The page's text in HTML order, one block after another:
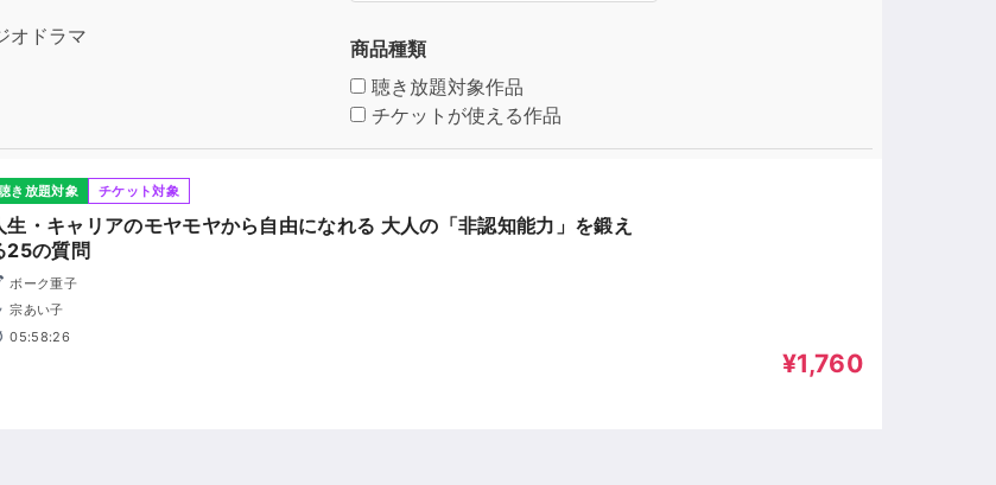
オドラマ
商品種類
聴き放題対象作品
チケットが使える作品
き放題対象 チケット対象
生・キャリアのモヤモヤから自由になれる 大人の「非認知能力」を鍛え
25の質問
ボーク重子
宗あい子
05:58:26
¥1,760